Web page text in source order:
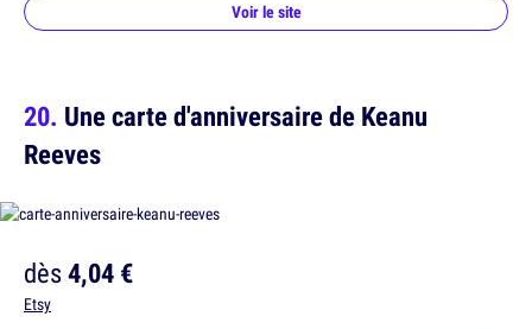
Voir le site
Une carte d'anniversaire de Keanu
Reeves
dès4,04 €
Etsy